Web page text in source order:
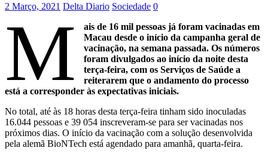
2 Março, 2021 Delta Diario Sociedade 0
M
ais de 16 mil pessoas já foram vacinadas em
Macau desde o início da campanha geral de
vacinação, na semana passada. Os números
foram divulgados ao início da noite desta
terça-feira, com os Serviços de Saúde a
reiterarem que o andamento do processo
está a corresponder às expectativas iniciais.
No total, até às 18 horas desta terça-feira tinham sido inoculadas
16.044 pessoas e 39 054 inscreveram-se para ser vacinadas nos
próximos dias. O início da vacinação com a solução desenvolvida
pela alemã BioNTech está agendado para amanhã, quarta-feira.